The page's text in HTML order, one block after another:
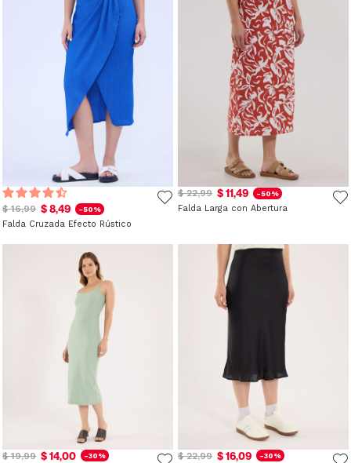
$ 16,99 $ 8,49 -50%
Falda Cruzada Efecto Rústico
$ 22,99 $ 11,49 -50%
Falda Larga con Abertura
$ 19,99 $ 14,00 -30% $ 22,99 $ 16,09 -30%